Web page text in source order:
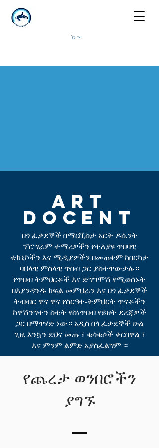
Cart
ART
DOCENT
በጎ ፈቃደኞች በማርቪስታ አርት ዶሴንት
ፕሮግራም ተማሪዎችን የተለያዩ ጥበባዊ
ቴክኒኮችን እና ሚዲያዎችን በመጠቀም ከበርካታ
ባህላዊ ምስላዊ ጥበብ ጋር ያስተዋውቃሉ።
የጥበብ ትምህርቶች እና ድግግሞሽ የሚወሰኑት
በእያንዳንዱ ክፍል መምህራን እና በጎ ፈቃደኞች
ትብብር ዋና ዋና የስርዓተ-ትምህርት ጥናቶችን
ከዋሽንግተን ስቴት የስነጥበብ የይዘት ደረጃዎች
ጋር በማዋሃድ ነው። አዲስ በጎ ፈቃደኞች ሁል
ጊዜ እንኳን ደህና መጡ ፣ ቁሳቁሶች ቀርበዋል ፣
እና ምንም ልምድ አያስፈልግም ።
የጨረታ ወንበሮችን
ያግኙ